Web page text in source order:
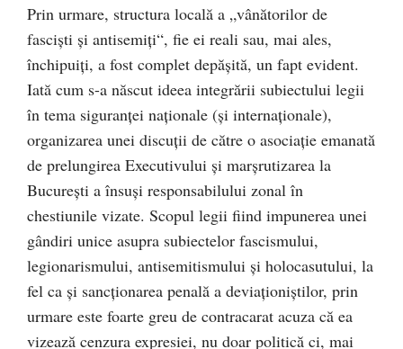
Prin urmare, structura locală a „vânătorilor de
fasciști și antisemiți“, fie ei reali sau, mai ales,
închipuiți, a fost complet depășită, un fapt evident.
Iată cum s-a născut ideea integrării subiectului legii
în tema siguranței naționale (și internaționale),
organizarea unei discuții de către o asociație emanată
de prelungirea Executivului și marșrutizarea la
București a însuși responsabilului zonal în
chestiunile vizate. Scopul legii fiind impunerea unei
gândiri unice asupra subiectelor fascismului,
legionarismului, antisemitismului și holocasutului, la
fel ca și sancționarea penală a deviaționiștilor, prin
urmare este foarte greu de contracarat acuza că ea
vizează cenzura expresiei, nu doar politică ci, mai